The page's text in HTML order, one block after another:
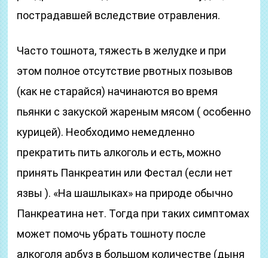
пострадавшей вследствие отравления.
Часто тошнота, тяжесть в желудке и при
этом полное отсутствие рвотных позывов
(как не старайся) начинаются во время
пьянки с закуской жареным мясом ( особенно
курицей). Необходимо немедленно
прекратить пить алкоголь и есть, можно
принять Панкреатин или Фестал (если нет
язвы ). «На шашлыках» на природе обычно
Панкреатина нет. Тогда при таких симптомах
может помочь убрать тошноту после
алкоголя арбуз в большом количестве (дыня